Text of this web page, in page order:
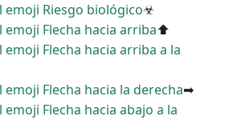
emoji Riesgo biológico☣
Flecha hacia arriba⬆
Flecha hacia arriba a la
Flecha hacia la derecha➡
Flecha hacia abajo a la